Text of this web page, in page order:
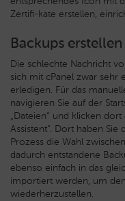
Zertifi-kate erstellen,
Backups erstellen
Die schlechte Nachricht
sich mit cPanel zwar sehr
erledigen. Für das
navigieren Sie auf der
„Dateien“ und klicken
Assistent“. Dort haben
Prozess die Wahl
dadurch entstandene
ebenso einfach in das
importiert werden, um
wiederherzustellen.